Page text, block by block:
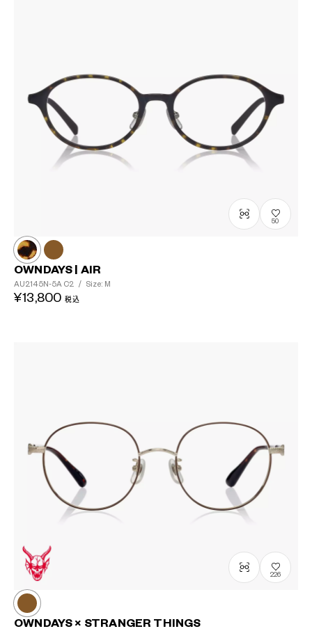
50
OWNDAYS | AIR
AU2145N-5A C2 / Size: M
¥13,800 税込
226
OWNDAYS × STRANGER THINGS